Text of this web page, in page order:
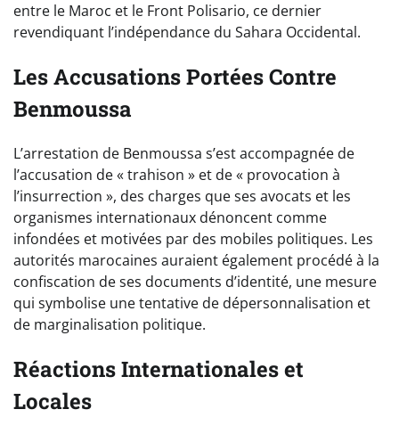
entre le Maroc et le Front Polisario, ce dernier
revendiquant l’indépendance du Sahara Occidental.
Les Accusations Portées Contre
Benmoussa
L’arrestation de Benmoussa s’est accompagnée de
l’accusation de « trahison » et de « provocation à
l’insurrection », des charges que ses avocats et les
organismes internationaux dénoncent comme
infondées et motivées par des mobiles politiques. Les
autorités marocaines auraient également procédé à la
confiscation de ses documents d’identité, une mesure
qui symbolise une tentative de dépersonnalisation et
de marginalisation politique.
Réactions Internationales et
Locales